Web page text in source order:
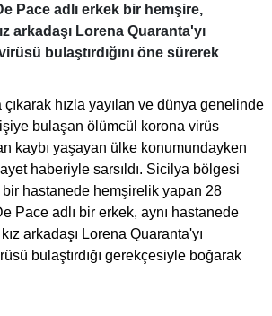
Pace adlı erkek bir hemşire,
arkadaşı Lorena Quaranta'yı
bulaştırdığını öne sürerek
hızla yayılan ve dünya genelinde
bulaşan ölümcül korona virüs
kaybı yaşayan ülke konumundayken
haberiyle sarsıldı. Sicilya bölgesi
hastanede hemşirelik yapan 28
Pace adlı bir erkek, aynı hastanede
arkadaşı Lorena Quaranta'yı
bulaştırdığı gerekçesiyle boğarak